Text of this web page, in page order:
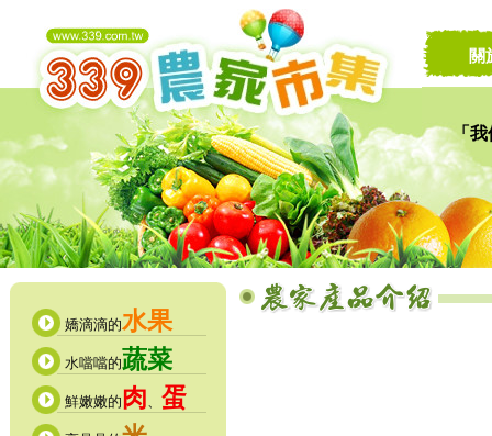
「我
讓
關
嬌滴滴的水果
水噹噹的蔬菜
鮮嫩嫩的肉、 蛋